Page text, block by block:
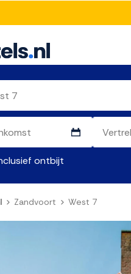
ontbijt
Zandvoort West 7